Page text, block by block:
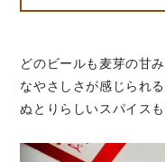
どのビールも麦芽の甘
なやさしさが感じられ
ぬとりらしいスパイス